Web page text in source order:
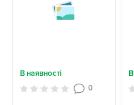
В наявності
0